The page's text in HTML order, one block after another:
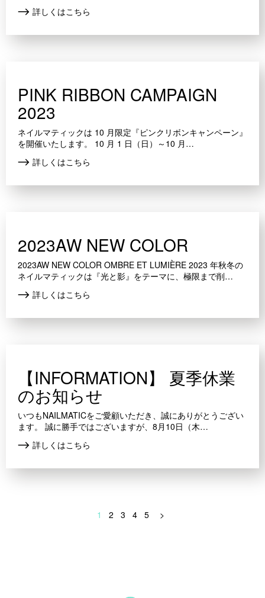
詳しくはこちら
PINK RIBBON CAMPAIGN
2023
ネイルマティックは 10 月限定『ピンクリボンキャンペーン』
を開催いたします。 10 月 1 日（日）～10 月…
詳しくはこちら
2023AW NEW COLOR
2023AW NEW COLOR OMBRE ET LUMIÈRE 2023 年秋冬の
ネイルマティックは『光と影』をテーマに、極限まで削…
詳しくはこちら
【INFORMATION】 夏季休業
のお知らせ
いつもNAILMATICをご愛顧いただき、誠にありがとうござい
ます。 誠に勝手ではございますが、8月10日（木…
詳しくはこちら
1 2 3 4 5 >